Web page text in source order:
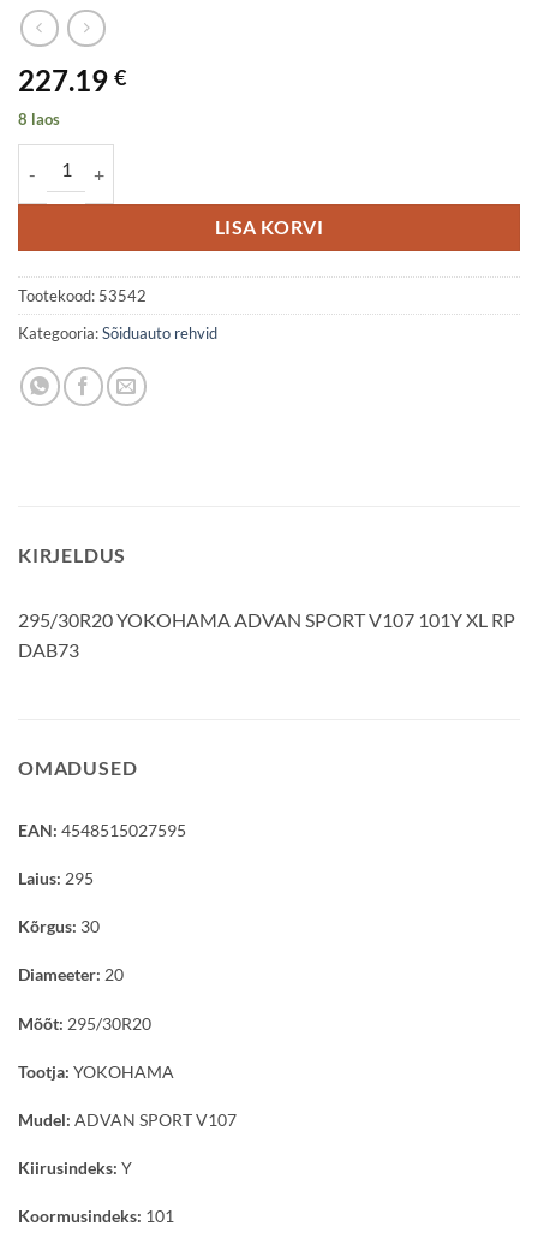
227.19 €
8 laos
LISA KORVI
Tootekood: 53542
Kategooria:Sõiduauto rehvid
KIRJELDUS
295/30R20 YOKOHAMA ADVAN SPORT V107 101Y XL RP
DAB73
OMADUSED
EAN: 4548515027595
Laius: 295
Kõrgus: 30
Diameeter: 20
Mõõt: 295/30R20
Tootja: YOKOHAMA
Mudel: ADVAN SPORT V107
Kiirusindeks: Y
Koormusindeks: 101